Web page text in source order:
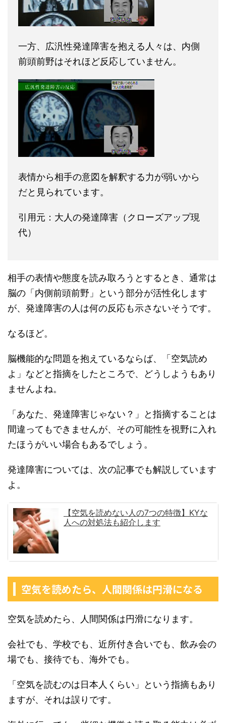
一方、広汎性発達障害を抱える人々は、内側
前頭前野はそれほど反応していません。
表情から相手の意図を解釈する力が弱いから
だと見られています。
引用元：大人の発達障害（クローズアップ現
代）
相手の表情や態度を読み取ろうとするとき、通常は
脳の「内側前頭前野」という部分が活性化します
が、発達障害の人は何の反応も示さないそうです。
なるほど。
脳機能的な問題を抱えているならば、「空気読め
よ」などと指摘をしたところで、どうしようもあり
ませんよね。
「あなた、発達障害じゃない？」と指摘することは
間違ってもできませんが、その可能性を視野に入れ
たほうがいい場合もあるでしょう。
発達障害については、次の記事でも解説しています
よ。
【空気を読めない人の7つの特徴】KYな
人への対処法も紹介します
空気を読めたら、人間関係は円滑になる
空気を読めたら、人間関係は円滑になります。
会社でも、学校でも、近所付き合いでも、飲み会の
場でも、接待でも、海外でも。
「空気を読むのは日本人くらい」という指摘もあり
ますが、それは誤りです。